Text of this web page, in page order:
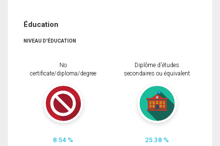
Éducation
NIVEAU D'ÉDUCATION
No
certificate/diploma/degree
8.54 %
Diplôme d'études
secondaires ou équivalent
25.38 %